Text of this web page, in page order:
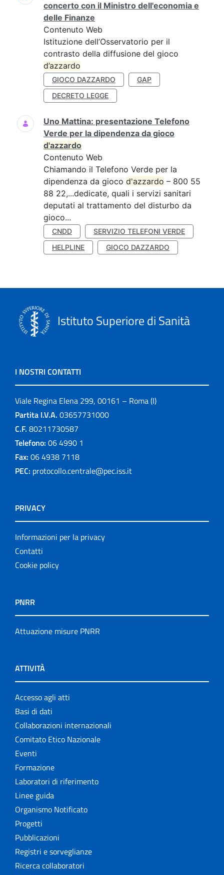
concerto con il Ministro dell'economia e
delle Finanze
Contenuto Web
Istituzione dell’Osservatorio per il
contrasto della diffusione del gioco
d’azzardo
GIOCO DAZZARDO
GAP
DECRETO LEGGE
Uno Mattina: presentazione Telefono
Verde per la dipendenza da gioco
d'azzardo
Contenuto Web
Chiamando il Telefono Verde per la
dipendenza da gioco d'azzardo – 800 55
88 22,...dedicate, quali i servizi sanitari
deputati al trattamento del disturbo da
gioco...
CNDD
SERVIZIO TELEFONI VERDE
HELPLINE
GIOCO DAZZARDO
Istituto Superiore di Sanità
I NOSTRI CONTATTI
Viale Regina Elena 299, 00161 – Roma (I)
Partita I.V.A. 03657731000
C.F. 80211730587
Telefono: 06 4990 1
Fax: 06 4938 7118
PEC: protocollo.centrale@pec.iss.it
PRIVACY
Informazioni per la privacy
Contatti
Cookie policy
PNRR
Attuazione misure PNRR
ATTIVITÀ
Accesso agli atti
Basi di dati
Collaborazioni internazionali
Comitato Etico Nazionale
Eventi
Formazione
Laboratori di riferimento
Linee guida
Organismo Notificato
Progetti
Pubblicazioni
Registri e sorveglianze
Ricerca collaboratori